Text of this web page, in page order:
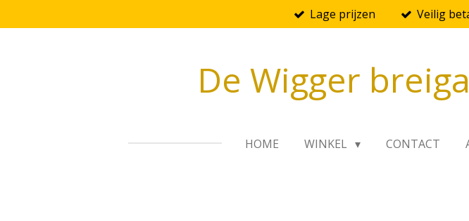
direct
Lage prijzen Veilig
De Wigger
HOME WINKEL CONTACT